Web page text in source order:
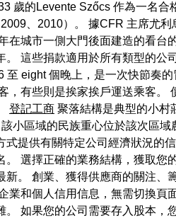
歲的Levente Szőcs 作為一名
、2010）。 據CFR 主席尤
在城市一側大門後面建造的看
這些捐款適用於所有類型的
至 eight 個晚上，是一次快節奏
，有些則是挨家挨戶運送乘客
登記工商 聚落結構是典型的小村
小區域的民族重心位於該次區
提供有關特定公司經濟狀況的
選擇正確的業務結構，獲取
新。 創業、獲得供應商的關注
業和個人信用信息，無需切換頁
如果您的公司需要存入股本